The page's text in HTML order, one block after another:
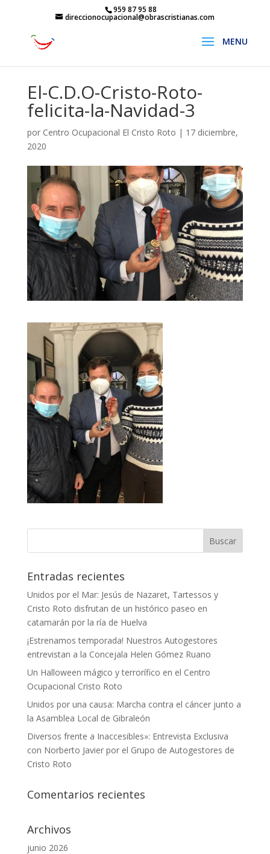
959 87 95 88
direccionocupacional@obrascristianas.com
El-C.D.O-Cristo-Roto-
felicita-la-Navidad-3
por Centro Ocupacional El Cristo Roto | 17 diciembre,
2020
Entradas recientes
Unidos por el Mar: Jesús de Nazaret, Tartessos y
Cristo Roto disfrutan de un histórico paseo en
catamarán por la ría de Huelva
¡Estrenamos temporada! Nuestros Autogestores
entrevistan a la Concejala Helen Gómez Ruano
Un Halloween mágico y terrorífico en el Centro
Ocupacional Cristo Roto
Unidos por una causa: Marcha contra el cáncer junto a
la Asamblea Local de Gibraleón
Diversos frente a Inaccesibles»: Entrevista Exclusiva
con Norberto Javier por el Grupo de Autogestores de
Cristo Roto
Comentarios recientes
Archivos
junio 2026